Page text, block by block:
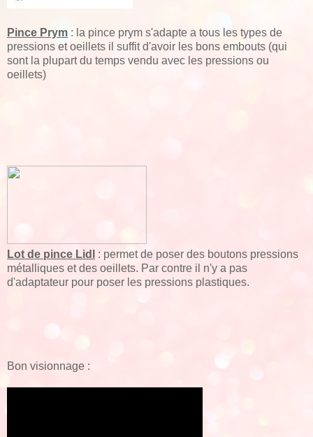
Pince Prym : la pince prym s'adapte a tous les types de
pressions et oeillets il suffit d'avoir les bons embouts (qui
sont la plupart du temps vendu avec les pressions ou
oeillets)
Lot de pince Lidl
: permet de poser des boutons pressions
métalliques et des oeillets. Par contre il n'y a pas
d'adaptateur pour poser les pressions plastiques.
Bon visionnage :